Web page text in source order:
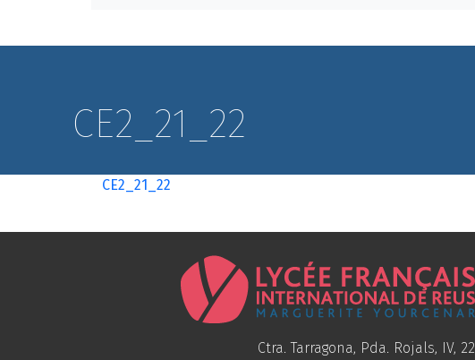
CE2_21_22
CE2_21_22
Ctra. Tarragona, Pda. Rojals, IV, 22